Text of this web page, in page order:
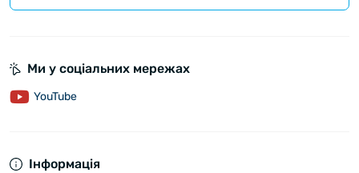
Інформація
Ми у соціальних мережах
YouTube